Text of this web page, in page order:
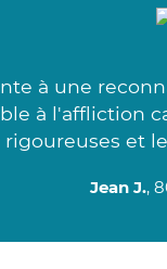
à une
à l'affliction
et
Jean J.,